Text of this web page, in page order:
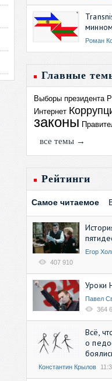
Роман
Главные
Выборы президента
Интернет
законы
все темы →
Рейтинги
Самое читаемое
Егор
407 910
Уроки
Павел
364
Всё,
о
Константин Крылов